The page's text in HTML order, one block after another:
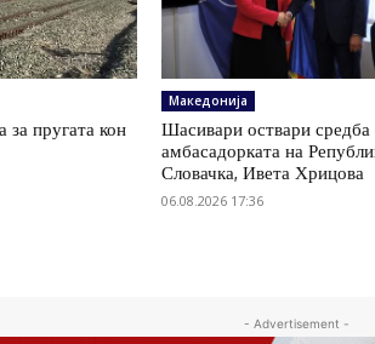
за пругата кон
Македонија
Шасивари оствари средба
амбасадорката на
Словачка, Ивета Хрицова
06.08.2026 17:36
- Advertisement -